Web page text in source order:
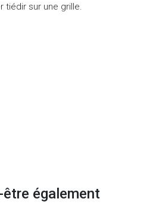
tiédir sur une grille.
également